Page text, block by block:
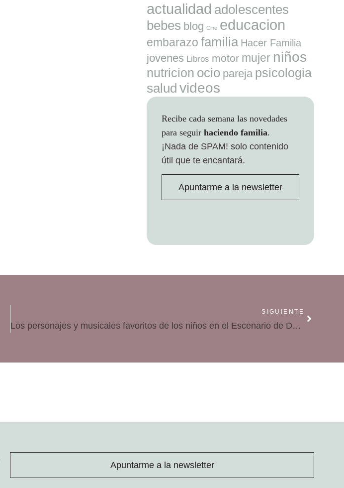
actualidad adolescentes
bebes blog Cine educacion
embarazo familia Hacer Familia
jovenes Libros motor mujer niños
nutricion ocio pareja psicologia
salud videos
Recibe cada semana las novedades
para seguir haciendo familia.
¡Nada de SPAM! solo contenido
útil que te encantará.
Apuntarme a la newsletter
SIGUIENTE
Los personajes y musicales favoritos de los niños en el Escenario de Dabadum
Apuntarme a la newsletter